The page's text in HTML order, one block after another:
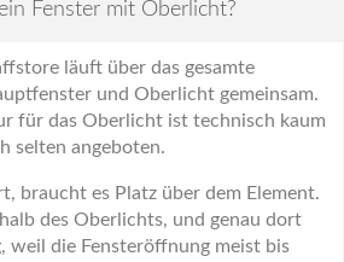
Fenster mit Oberlicht?
läuft über das gesamte
und Oberlicht gemeinsam.
für das Oberlicht ist technisch kaum
selten angeboten.
braucht es Platz über dem Element.
des Oberlichts, und genau dort
weil die Fensteröffnung meist bis